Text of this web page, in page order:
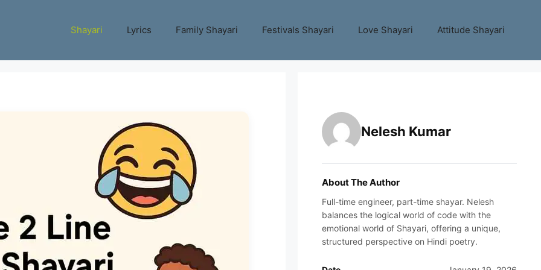
Shayari Lyrics Family Shayari Festivals Shayari Love Shayari Attitude Shayari
Nelesh Kumar
About The Author
Full-time engineer, part-time shayar. Nelesh
balances the logical world of code with the
emotional world of Shayari, offering a unique,
structured perspective on Hindi poetry.